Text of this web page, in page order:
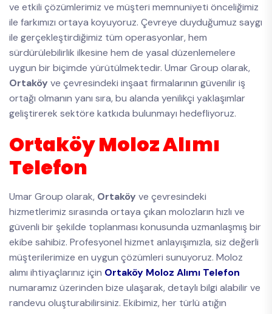
ve etkili çözümlerimiz ve müşteri memnuniyeti önceliğimiz
ile farkımızı ortaya koyuyoruz. Çevreye duyduğumuz saygı
ile gerçekleştirdiğimiz tüm operasyonlar, hem
sürdürülebilirlik ilkesine hem de yasal düzenlemelere
uygun bir biçimde yürütülmektedir. Umar Group olarak,
Ortaköy ve çevresindeki inşaat firmalarının güvenilir iş
ortağı olmanın yanı sıra, bu alanda yenilikçi yaklaşımlar
geliştirerek sektöre katkıda bulunmayı hedefliyoruz.
Ortaköy Moloz Alımı
Telefon
Umar Group olarak, Ortaköy ve çevresindeki
hizmetlerimiz sırasında ortaya çıkan molozların hızlı ve
güvenli bir şekilde toplanması konusunda uzmanlaşmış bir
ekibe sahibiz. Profesyonel hizmet anlayışımızla, siz değerli
müşterilerimize en uygun çözümleri sunuyoruz. Moloz
alımı ihtiyaçlarınız için Ortaköy Moloz Alımı Telefon
numaramız üzerinden bize ulaşarak, detaylı bilgi alabilir ve
randevu oluşturabilirsiniz. Ekibimiz, her türlü atığın